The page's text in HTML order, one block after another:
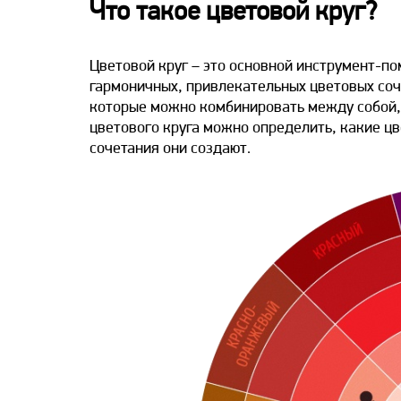
Что такое цветовой круг?
Цветовой круг – это основной инструмент-
гармоничных, привлекательных цветовых
которые можно комбинировать между
цветового круга можно определить, какие
сочетания они создают.